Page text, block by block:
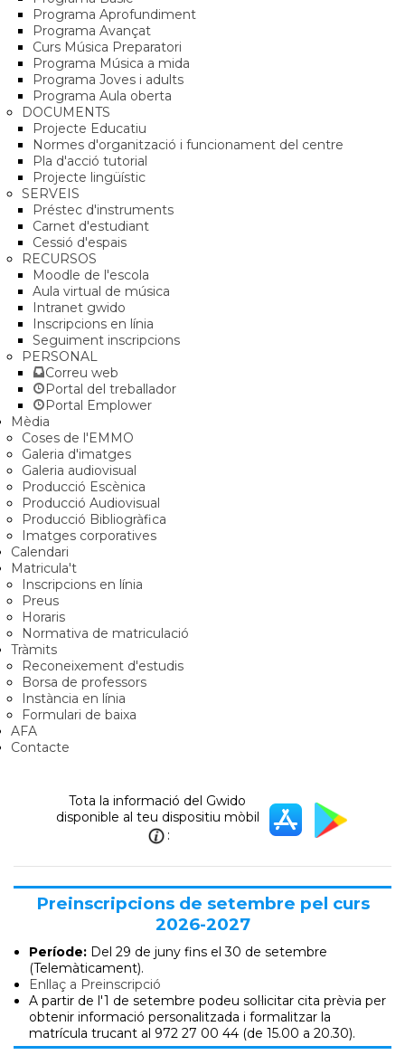
Programa Aprofundiment
Programa Avançat
Curs Música Preparatori
Programa Música a mida
Programa Joves i adults
Programa Aula oberta
DOCUMENTS
Projecte Educatiu
Normes d'organització i funcionament del centre
Pla d'acció tutorial
Projecte lingüístic
SERVEIS
Préstec d'instruments
Carnet d'estudiant
Cessió d'espais
RECURSOS
Moodle de l'escola
Aula virtual de música
Intranet gwido
Inscripcions en línia
Seguiment inscripcions
PERSONAL
Correu web
Portal del treballador
Portal Emplower
Mèdia
Coses de l'EMMO
Galeria d'imatges
Galeria audiovisual
Producció Escènica
Producció Audiovisual
Producció Bibliogràfica
Imatges corporatives
Calendari
Matricula't
Inscripcions en línia
Preus
Horaris
Normativa de matriculació
Tràmits
Reconeixement d'estudis
Borsa de professors
Instància en línia
Formulari de baixa
AFA
Contacte
Tota la informació del Gwido
disponible al teu dispositiu mòbil
:
Preinscripcions de setembre pel curs
2026-2027
Període: Del 29 de juny fins el 30 de setembre
(Telemàticament).
Enllaç a Preinscripció
A partir de l'1 de setembre podeu sol·licitar cita prèvia per
obtenir informació personalitzada i formalitzar la
matrícula trucant al 972 27 00 44 (de 15.00 a 20.30).